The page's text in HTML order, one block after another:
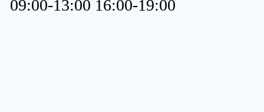
09:00-13:00 16:00-19:00